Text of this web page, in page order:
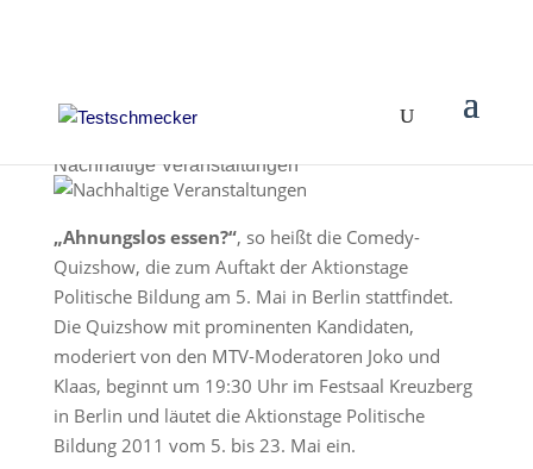
Nachhaltige Veranstaltungen
„Ahnungslos essen?“, so heißt die Comedy-
Quizshow, die zum Auftakt der Aktionstage
Politische Bildung am 5. Mai in Berlin stattfindet.
Die Quizshow mit prominenten Kandidaten,
moderiert von den MTV-Moderatoren Joko und
Klaas, beginnt um 19:30 Uhr im Festsaal Kreuzberg
in Berlin und läutet die Aktionstage Politische
Bildung 2011 vom 5. bis 23. Mai ein.